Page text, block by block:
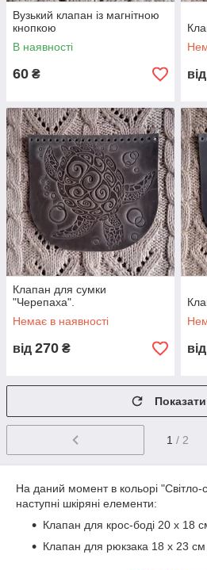
Вузький клапан із магнітною
кнопкою
В наявності
60 ₴ від
Клапан для сумки
"Черепаха".
Немає в наявності
від 270 ₴ від
1 / 2
На даний момент в кольорі "Світло-
наступні шкіряні елементи:
Клапан для крос-боді 20 х 18
Клапан для рюкзака 18 х 23 см